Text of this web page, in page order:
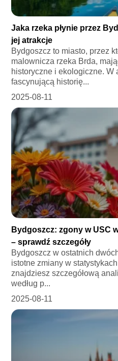
Jaka rzeka płynie przez
jej atrakcje
Bydgoszcz to miasto, przez
malownicza rzeka Brda,
historyczne i ekologiczne. W
fascynującą historię...
2025-08-11
Bydgoszcz: zgony w USC
– sprawdź szczegóły
Bydgoszcz w ostatnich
istotne zmiany w
znajdziesz szczegółową
według p...
2025-08-11